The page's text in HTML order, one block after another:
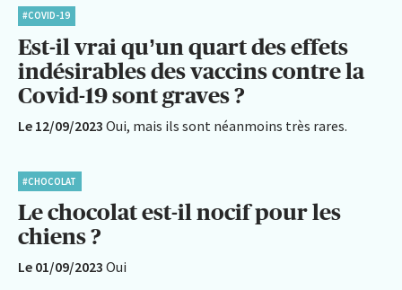
#COVID-19
Est-il vrai qu’un quart des effets
indésirables des vaccins contre la
Covid-19 sont graves ?
Le 12/09/2023 Oui, mais ils sont néanmoins très rares.
#CHOCOLAT
Le chocolat est-il nocif pour les
chiens ?
Le 01/09/2023 Oui